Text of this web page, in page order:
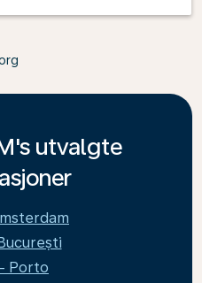
utvalgte
Porto